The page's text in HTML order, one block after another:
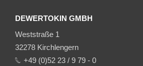
DEWERTOKIN GMBH
Weststraße 1
32278 Kirchlengern
+49 (0)52 23 / 9 79 - 0